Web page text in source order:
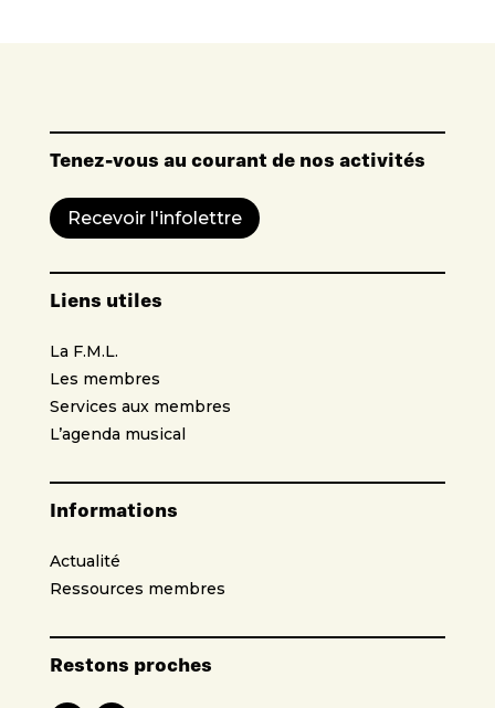
Tenez-vous au courant de nos activités
Recevoir l'infolettre
Liens utiles
La F.M.L.
Les membres
Services aux membres
L’agenda musical
Informations
Actualité
Ressources membres
Restons proches